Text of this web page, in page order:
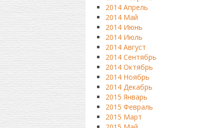
2014 Апрель
2014 Май
2014 Июнь
2014 Июль
2014 Август
2014 Сентябрь
2014 Октябрь
2014 Ноябрь
2014 Декабрь
2015 Январь
2015 Февраль
2015 Март